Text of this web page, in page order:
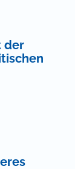
der
Zahlung